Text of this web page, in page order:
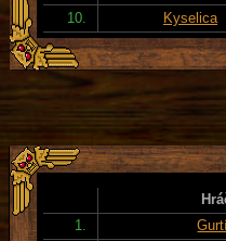
10.
Kyselica
1.